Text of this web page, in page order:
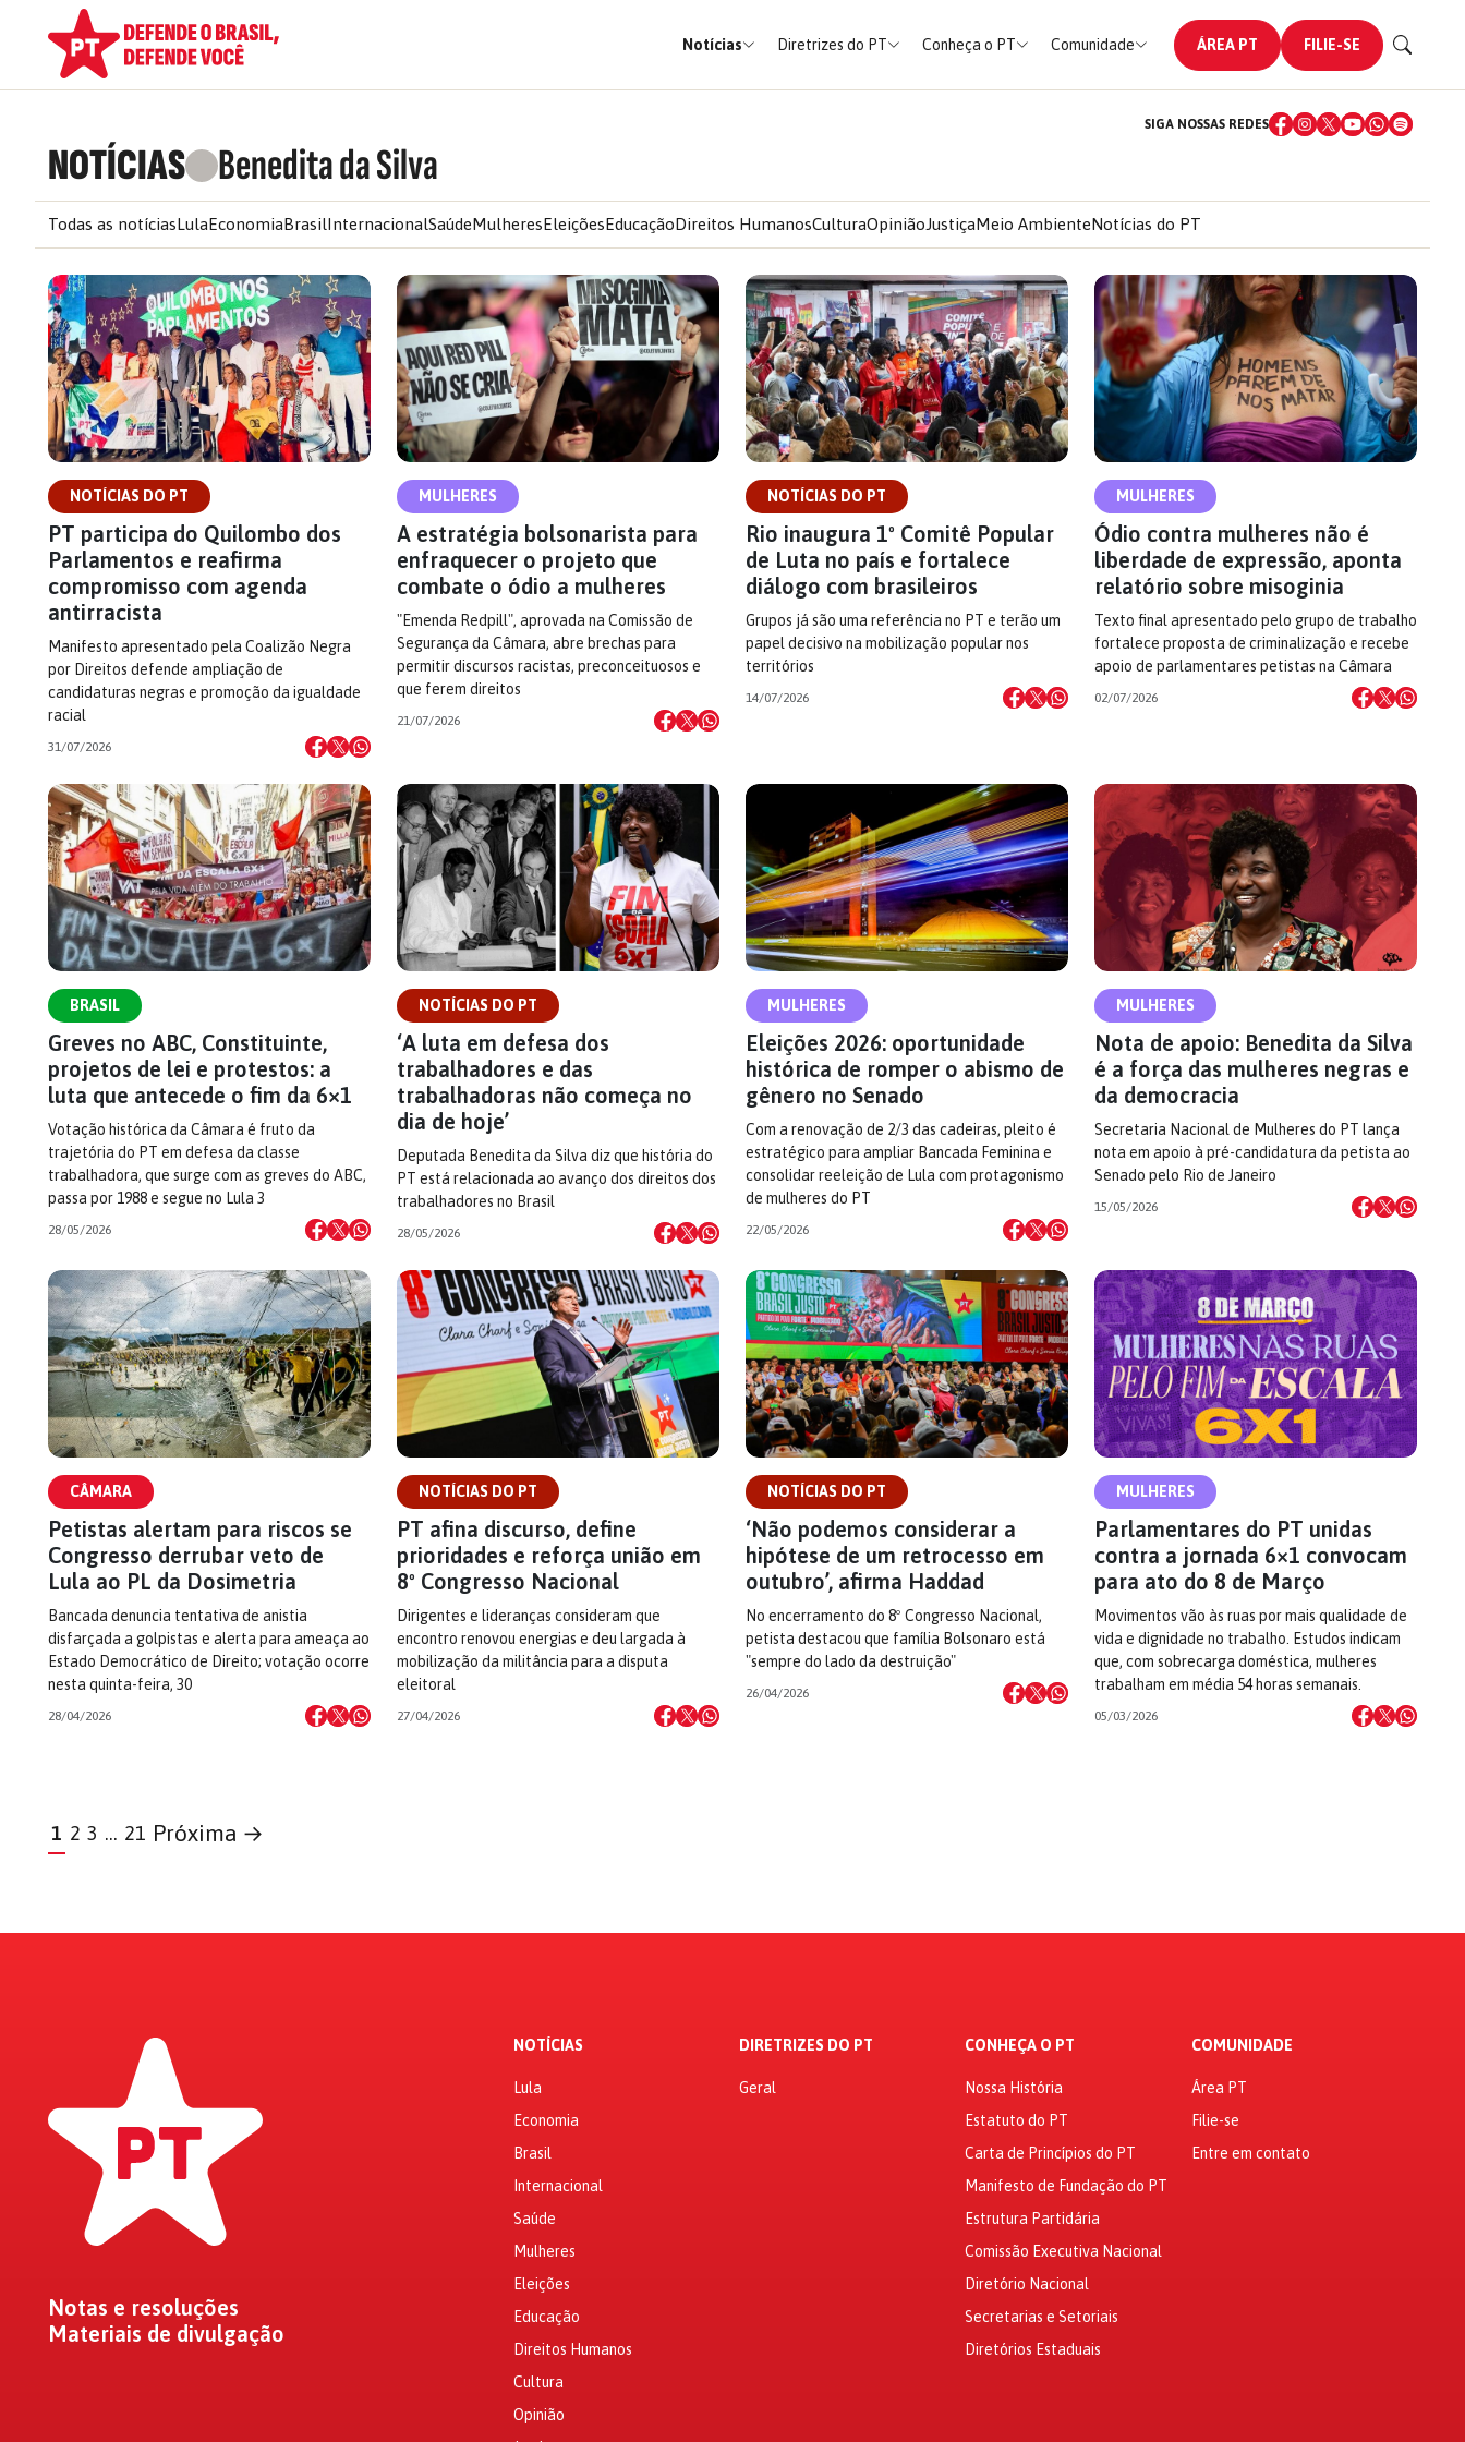
Notícias Diretrizes do PT Conheça o PT Comunidade ÁREA PT FILIE-SE
NOTÍCIAS Benedita da Silva
SIGA NOSSAS REDES
Todas as notíciasLulaEconomiaBrasilInternacionalSaúdeMulheresEleiçõesEducaçãoDireitos HumanosCulturaOpiniãoJustiçaMeio AmbienteNotícias do PT
NOTÍCIAS DO PT
PT participa do Quilombo dos
Parlamentos e reafirma
compromisso com agenda
antirracista
Manifesto apresentado pela Coalizão Negra
por Direitos defende ampliação de
candidaturas negras e promoção da igualdade
racial
31/07/2026
MULHERES
A estratégia bolsonarista para
enfraquecer o projeto que
combate o ódio a mulheres
"Emenda Redpill", aprovada na Comissão de
Segurança da Câmara, abre brechas para
permitir discursos racistas, preconceituosos e
que ferem direitos
21/07/2026
NOTÍCIAS DO PT
Rio inaugura 1º Comitê Popular
de Luta no país e fortalece
diálogo com brasileiros
Grupos já são uma referência no PT e terão um
papel decisivo na mobilização popular nos
territórios
14/07/2026
MULHERES
Ódio contra mulheres não é
liberdade de expressão, aponta
relatório sobre misoginia
Texto final apresentado pelo grupo de trabalho
fortalece proposta de criminalização e recebe
apoio de parlamentares petistas na Câmara
02/07/2026
BRASIL
Greves no ABC, Constituinte,
projetos de lei e protestos: a
luta que antecede o fim da 6×1
Votação histórica da Câmara é fruto da
trajetória do PT em defesa da classe
trabalhadora, que surge com as greves do ABC,
passa por 1988 e segue no Lula 3
28/05/2026
NOTÍCIAS DO PT
‘A luta em defesa dos
trabalhadores e das
trabalhadoras não começa no
dia de hoje’
Deputada Benedita da Silva diz que história do
PT está relacionada ao avanço dos direitos dos
trabalhadores no Brasil
28/05/2026
MULHERES
Eleições 2026: oportunidade
histórica de romper o abismo de
gênero no Senado
Com a renovação de 2/3 das cadeiras, pleito é
estratégico para ampliar Bancada Feminina e
consolidar reeleição de Lula com protagonismo
de mulheres do PT
22/05/2026
MULHERES
Nota de apoio: Benedita da Silva
é a força das mulheres negras e
da democracia
Secretaria Nacional de Mulheres do PT lança
nota em apoio à pré-candidatura da petista ao
Senado pelo Rio de Janeiro
15/05/2026
CÂMARA
Petistas alertam para riscos se
Congresso derrubar veto de
Lula ao PL da Dosimetria
Bancada denuncia tentativa de anistia
disfarçada a golpistas e alerta para ameaça ao
Estado Democrático de Direito; votação ocorre
nesta quinta-feira, 30
28/04/2026
NOTÍCIAS DO PT
PT afina discurso, define
prioridades e reforça união em
8º Congresso Nacional
Dirigentes e lideranças consideram que
encontro renovou energias e deu largada à
mobilização da militância para a disputa
eleitoral
27/04/2026
NOTÍCIAS DO PT
‘Não podemos considerar a
hipótese de um retrocesso em
outubro’, afirma Haddad
No encerramento do 8º Congresso Nacional,
petista destacou que família Bolsonaro está
"sempre do lado da destruição"
26/04/2026
MULHERES
Parlamentares do PT unidas
contra a jornada 6×1 convocam
para ato do 8 de Março
Movimentos vão às ruas por mais qualidade de
vida e dignidade no trabalho. Estudos indicam
que, com sobrecarga doméstica, mulheres
trabalham em média 54 horas semanais.
05/03/2026
1 2 3 … 21 Próxima →
Notas e resoluções
Materiais de divulgação
NOTÍCIAS
Lula
Economia
Brasil
Internacional
Saúde
Mulheres
Eleições
Educação
Direitos Humanos
Cultura
Opinião
DIRETRIZES DO PT
Geral
CONHEÇA O PT
Nossa História
Estatuto do PT
Carta de Princípios do PT
Manifesto de Fundação do PT
Estrutura Partidária
Comissão Executiva Nacional
Diretório Nacional
Secretarias e Setoriais
Diretórios Estaduais
COMUNIDADE
Área PT
Filie-se
Entre em contato